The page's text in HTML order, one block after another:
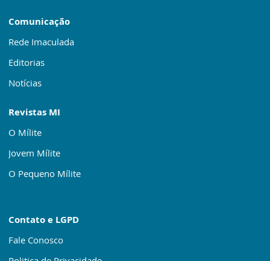
Comunicação
Rede Imaculada
Editorias
Notícias
Revistas MI
O Mílite
Jovem Mílite
O Pequeno Mílite
Contato e LGPD
Fale Conosco